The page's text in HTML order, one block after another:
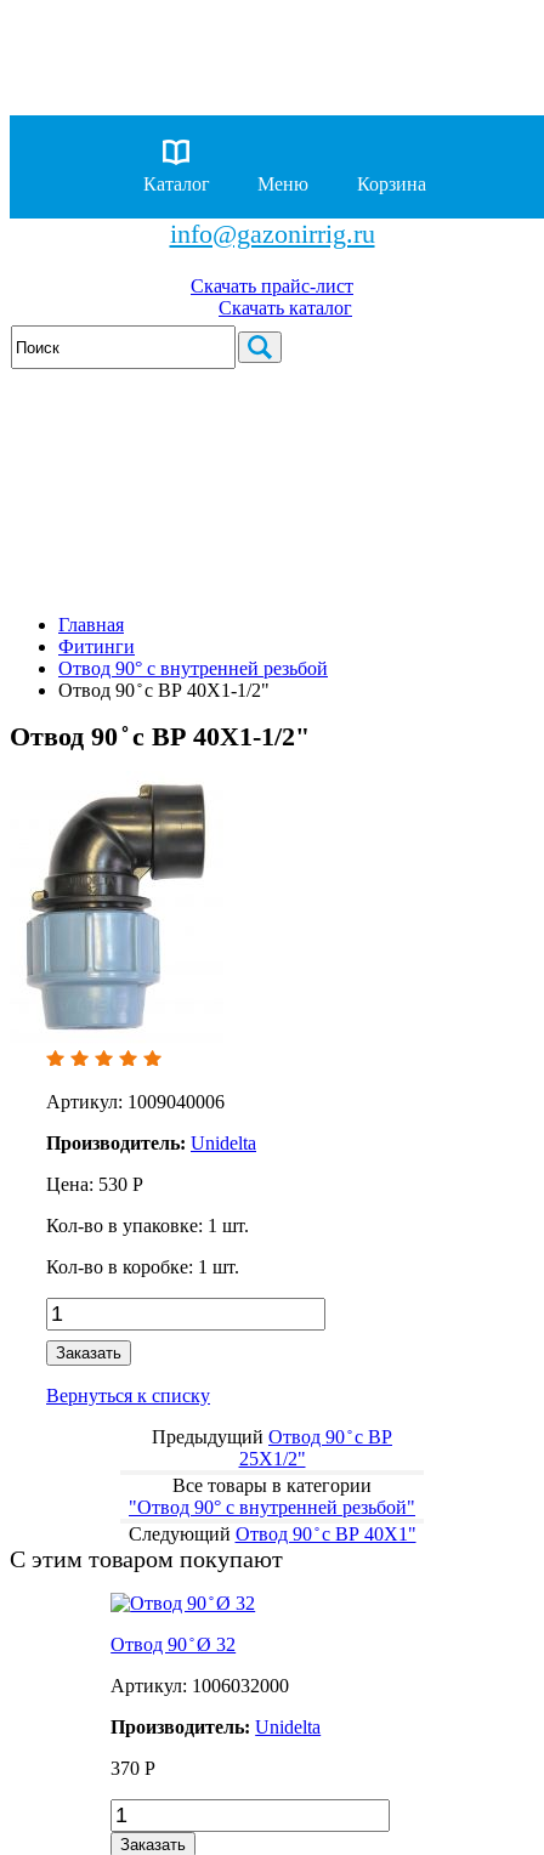
8 (929)
8 (929)
962-01-18
info@gazonirrig.ru
Скачать прайс-лист
Скачать каталог
Главная
Фитинги
Отвод 90° с внутренней резьбой
Отвод 90 ̊ с BР 40Х1-1/2"
Отвод 90 ̊ с BР 40Х1-1/2"
Артикул: 1009040006
Производитель: Unidelta
Цена: 530 Р
Кол-во в упаковке: 1 шт.
Кол-во в коробке: 1 шт.
Заказать
Вернуться к списку
Предыдущий Отвод 90 ̊ с BР
25Х1/2"
Все товары в категории
"Отвод 90° с внутренней резьбой"
Следующий Отвод 90 ̊ с BР 40Х1"
С этим товаром покупают
Отвод 90 ̊ Ø 32
Артикул: 1006032000
Производитель:Unidelta
370 Р
Заказать
Каталог Меню Корзина